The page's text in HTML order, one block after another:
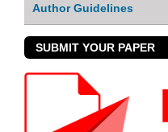
Author Guidelines
SUBMIT YOUR PAPER